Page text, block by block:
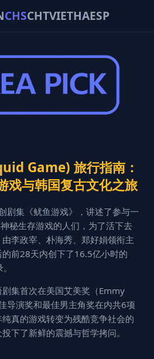
CHSCHTVIETHAESP
Game) 旅行指南：
戏与韩国复古文化之旅
集《鱿鱼游戏》，讲述了参与一
秘生存游戏的人们，为了活下去
李政宰、朴海秀、郑好娟领衔主
前28天内创下了16.5亿小时的
集首次在美国艾美奖（Emmy
导演奖和最佳男主角奖在内共6项
真的游戏转变为残酷竞争社会的
下了新鲜的震撼与哲学拷问。